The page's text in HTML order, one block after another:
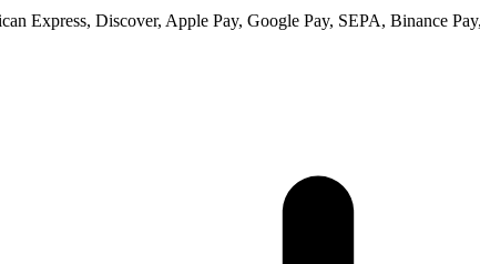
Express, Discover, Apple Pay, Google Pay, SEPA, Binance